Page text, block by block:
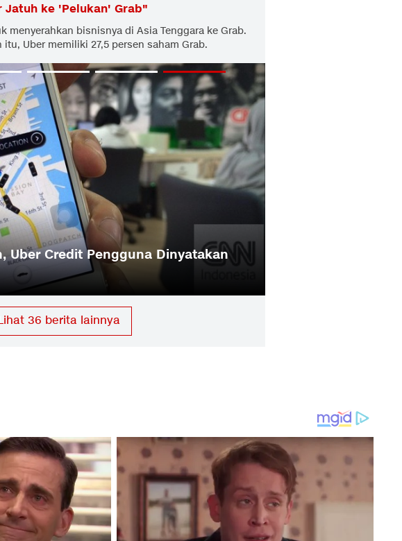
Jatuh ke 'Pelukan' Grab"
menyerahkan bisnisnya di Asia Tenggara ke Grab.
itu, Uber memiliki 27,5 persen saham Grab.
Uber Credit Pengguna Dinyatakan
36 berita lainnya